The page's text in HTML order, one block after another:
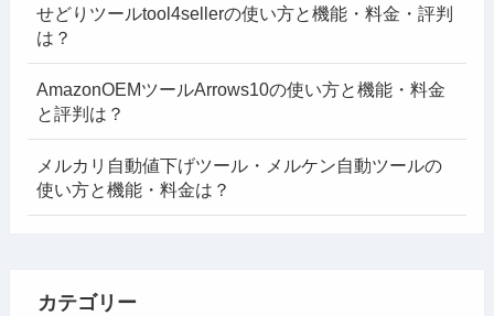
せどりツールtool4sellerの使い方と機能・料金・評判
は？
AmazonOEMツールArrows10の使い方と機能・料金
と評判は？
メルカリ自動値下げツール・メルケン自動ツールの
使い方と機能・料金は？
カテゴリー